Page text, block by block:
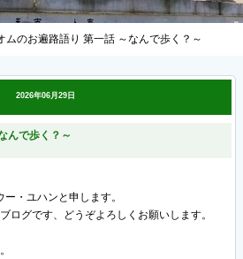
ムのお遍路語り 第一話 ～なんで歩く？～
2026年06月29日
んで歩く？～
・ユハンと申します。
ログです、どうぞよろしくお願いします。